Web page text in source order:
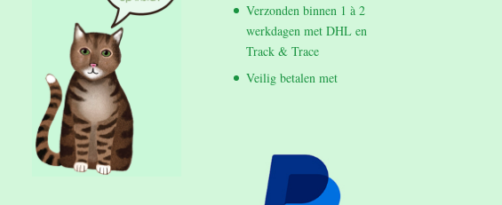
Verzonden binnen 1 à 2
werkdagen met DHL en
Track & Trace
Veilig betalen met